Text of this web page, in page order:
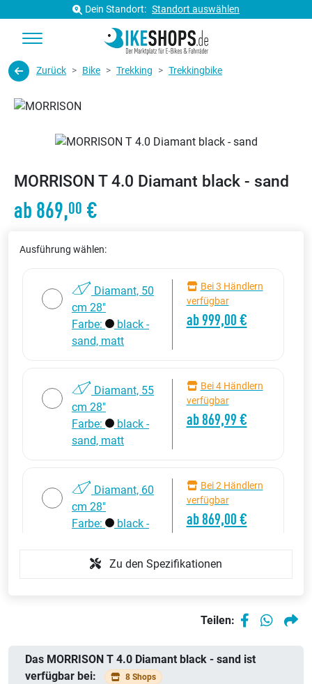
Dein Standort: Standort auswählen
Zurück Bike Trekking Trekkingbike
MORRISON T 4.0 Diamant black - sand
ab 869,00 €
Ausführung wählen:
Diamant, 50
cm 28"
Farbe:
black -
sand, matt
Bei 3 Händlern
verfügbar
ab 999,00 €
Diamant, 55
cm 28"
Farbe:
black -
sand, matt
Bei 4 Händlern
verfügbar
ab 869,99 €
Diamant, 60
cm 28"
Farbe:
black -
Bei 2 Händlern
verfügbar
ab 869,00 €
999,00 €
Zu den Spezifikationen
Teilen:
Das MORRISON T 4.0 Diamant black - sand ist
verfügbar bei:
8 Shops